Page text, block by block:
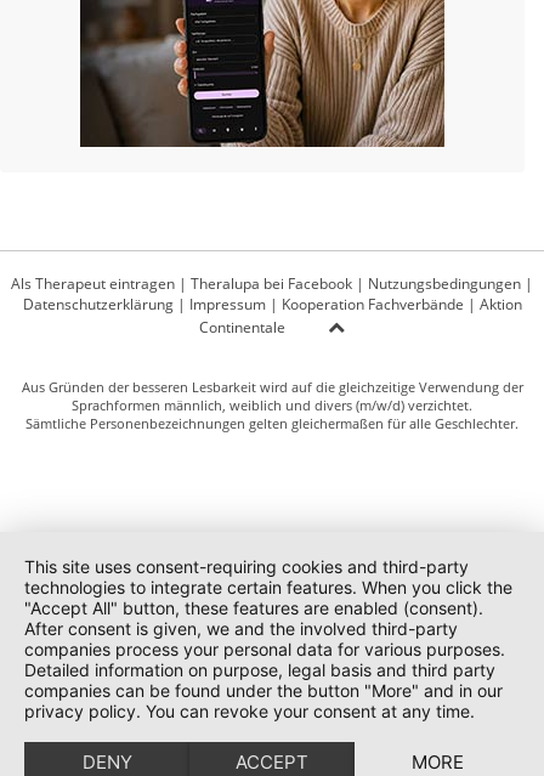
Als Therapeut eintragen | Theralupa bei Facebook | Nutzungsbedingungen |
Datenschutzerklärung| Impressum| Kooperation Fachverbände | Aktion
Continentale
Aus Gründen der besseren Lesbarkeit wird auf die gleichzeitige Verwendung der
Sprachformen männlich, weiblich und divers (m/w/d) verzichtet.
Sämtliche Personenbezeichnungen gelten gleichermaßen für alle Geschlechter.
This site uses consent-requiring cookies and third-party
technologies to integrate certain features. When you click the
"Accept All" button, these features are enabled (consent).
After consent is given, we and the involved third-party
companies process your personal data for various purposes.
Detailed information on purpose, legal basis and third party
companies can be found under the button "More" and in our
privacy policy. You can revoke your consent at any time.
DENY ACCEPT MORE